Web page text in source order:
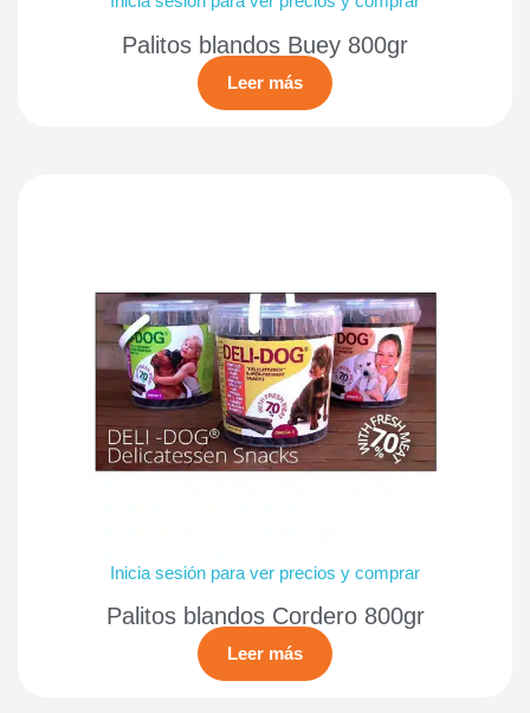
Palitos blandos Buey 800gr
Leer más
Inicia sesión para ver precios y comprar
Palitos blandos Cordero 800gr
Leer más